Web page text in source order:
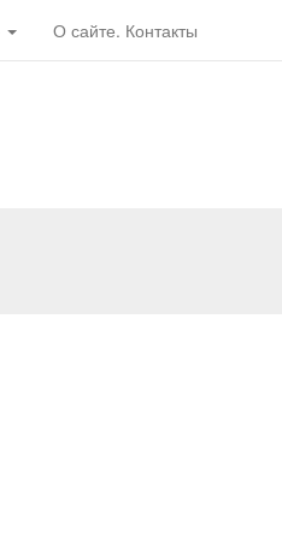
О сайте. Контакты